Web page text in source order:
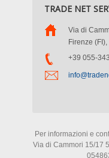
TRADE NET
Via di
Firenze (FI),
+39 055-
Per informazioni e
Via di Cammori 15/17